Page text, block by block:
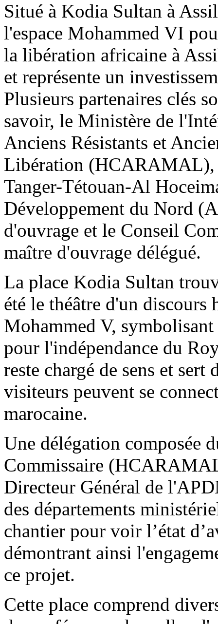
Situé à Kodia Sultan à
l'espace Mohammed VI
la libération africaine à
et représente un
Plusieurs partenaires clés
savoir, le Ministère de
Anciens Résistants et
Libération (HCARAMAL),
Tanger-Tétouan-Al
Développement du Nord
d'ouvrage et le Conseil
maître d'ouvrage délégué.
La place Kodia Sultan
été le théâtre d'un
Mohammed V,
pour l'indépendance du
reste chargé de sens et
visiteurs peuvent se
marocaine.
Une délégation composée
Commissaire
Directeur Général de
des départements
chantier pour voir l’état
démontrant ainsi
ce projet.
Cette place comprend